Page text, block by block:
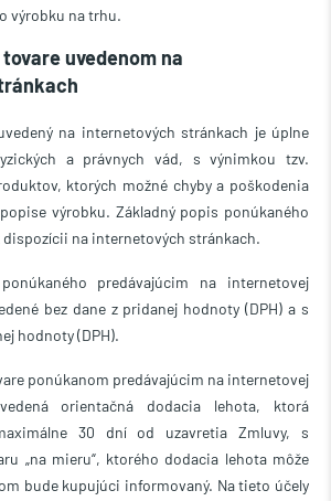
výrobku na trhu.
uvedenom na
na internetových stránkach je úplne
a právnych vád, s výnimkou tzv.
ktorých možné chyby a poškodenia
výrobku. Základný popis ponúkaného
dispozícii na internetových stránkach.
predávajúcim na internetovej
bez dane z pridanej hodnoty (DPH) a s
hodnoty (DPH).
ponúkanom predávajúcim na internetovej
orientačná dodacia lehota, ktorá
30 dní od uzavretia Zmluvy, s
„na mieru“, ktorého dodacia lehota môže
bude kupujúci informovaný. Na tieto účely